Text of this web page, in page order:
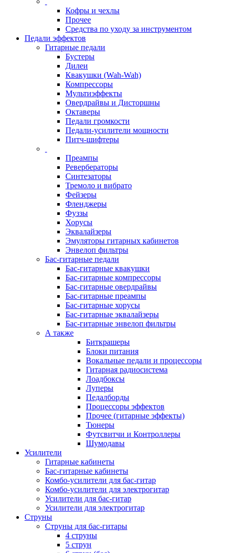
Кофры и чехлы
Прочее
Средства по уходу за инструментом
Педали эффектов
Гитарные педали
Бустеры
Дилеи
Квакушки (Wah-Wah)
Компрессоры
Мультиэффекты
Овердрайвы и Дисторшны
Октаверы
Педали громкости
Педали-усилители мощности
Питч-шифтеры
Преампы
Ревербераторы
Синтезаторы
Тремоло и вибрато
Фейзеры
Фленджеры
Фуззы
Хорусы
Эквалайзеры
Эмуляторы гитарных кабинетов
Энвелоп фильтры
Бас-гитарные педали
Бас-гитарные квакушки
Бас-гитарные компрессоры
Бас-гитарные овердрайвы
Бас-гитарные преампы
Бас-гитарные хорусы
Бас-гитарные эквалайзеры
Бас-гитарные энвелоп фильтры
А также
Биткрашеры
Блоки питания
Вокальные педали и процессоры
Гитарная радиосистема
Лоадбоксы
Луперы
Педалборды
Процессоры эффектов
Прочее (гитарные эффекты)
Тюнеры
Футсвитчи и Контроллеры
Шумодавы
Усилители
Гитарные кабинеты
Бас-гитарные кабинеты
Комбо-усилители для бас-гитар
Комбо-усилители для электрогитар
Усилители для бас-гитар
Усилители для электрогитар
Струны
Струны для бас-гитары
4 струны
5 струн